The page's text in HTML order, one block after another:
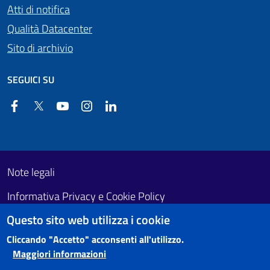
Atti di notifica
Qualità Datacenter
Sito di archivio
SEGUICI SU
FacebookTwitter YouTube Instagram
Footer First
Useful links section
Note legali
Informativa Privacy e Cookie Policy
Obiettivi di accessibilità
Questo sito web utilizza i cookie
Cliccando "Accetto" acconsenti all'utilizzo.
Maggiori informazioni